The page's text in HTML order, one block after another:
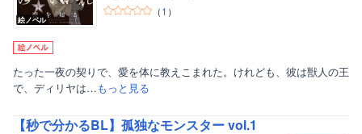
絵ノベル
（1 ）
たった一夜の契りで、愛を体に教えこまれた。けれども、彼は獣人の王
で、ディリヤは…もっと見る
【秒で分かるBL】孤独なモンスター vol.1